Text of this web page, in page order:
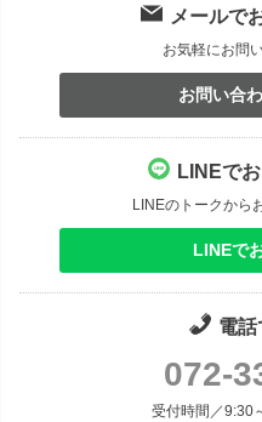
メールで
お気軽にお問
お問い合
LINEで
LINEのトークから
LINEで
電話
072-
受付時間／9:30